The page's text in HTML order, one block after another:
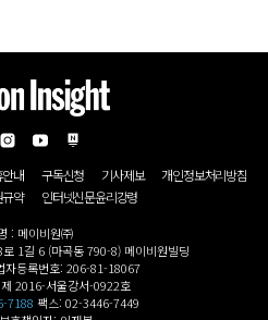
내 구독신청 기사제보
개인정보처리방침
약 인터넷신문윤리강령
: 메이비원㈜
1길 6 (마곡동 790-8) 메이비원빌딩
자등록번호: 206-81-18067
2016-서울강서-0922호
7188 팩스: 02-3446-7449